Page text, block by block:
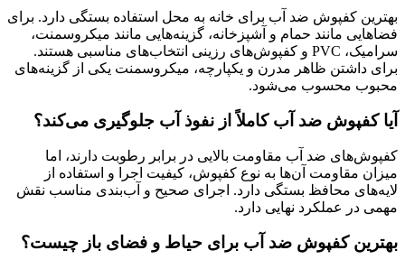
بهترین کفپوش ضد آب برای خانه به محل استفاده بستگی دارد. برای
فضاهایی مانند حمام و آشپزخانه، گزینه‌هایی مانند میکروسمنت،
سرامیک، PVC و کفپوش‌های رزینی انتخاب‌های مناسبی هستند.
برای داشتن ظاهر مدرن و یکپارچه، میکروسمنت یکی از گزینه‌های
محبوب محسوب می‌شود.
آیا کفپوش ضد آب کاملاً از نفوذ آب جلوگیری می‌کند؟
کفپوش‌های ضد آب مقاومت بالایی در برابر رطوبت دارند، اما
میزان مقاومت آن‌ها به نوع کفپوش، کیفیت اجرا و استفاده از
لایه‌های محافظ بستگی دارد. اجرای صحیح و آب‌بندی مناسب نقش
مهمی در عملکرد نهایی دارد.
بهترین کفپوش ضد آب برای حیاط و فضای باز چیست؟